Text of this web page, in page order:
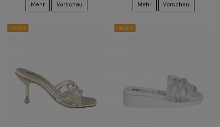
Mehr Vorschau Mehr Vorschau
-97,00 € -36,00 €